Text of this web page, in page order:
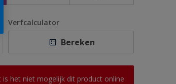
Verfcalculator
Bereken
het niet mogelijk dit product online